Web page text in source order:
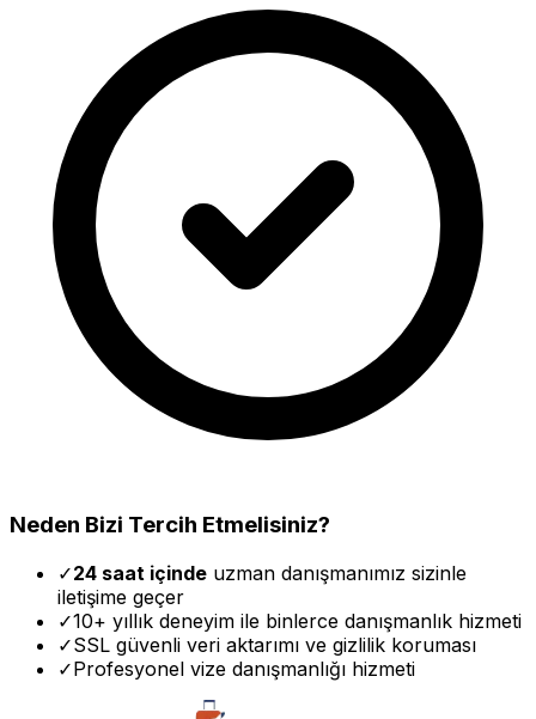
Neden Bizi Tercih Etmelisiniz?
✓24 saat içinde uzman danışmanımız sizinle
iletişime geçer
✓10+ yıllık deneyim ile binlerce danışmanlık hizmeti
✓SSL güvenli veri aktarımı ve gizlilik koruması
✓Profesyonel vize danışmanlığı hizmeti